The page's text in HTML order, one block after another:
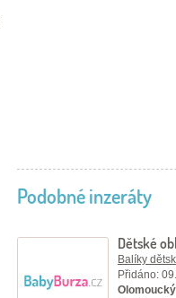
Podobné inzeráty
Dětské
Balíky
Přidáno: